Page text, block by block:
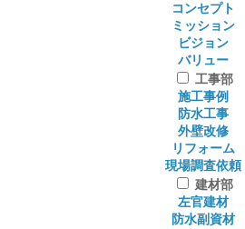
コンセプト
ミッション
ビジョン
バリュー
工事部
施工事例
防水工事
外壁改修
リフォーム
現場調査依頼
建材部
左官建材
防水副資材